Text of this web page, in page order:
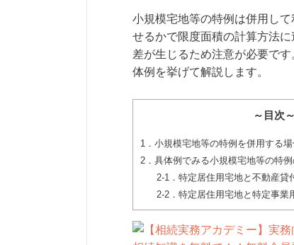
小規模宅地等の特例は併用し
せるかで限度面積の計算方法
差が生じるため注意が必要で
体例を挙げて解説します。
～目次～
1．小規模宅地等の特例を併用する
2．具体例でみる小規模宅地等の特
2-1．特定居住用宅地と不動産貸
2-2．特定居住用宅地と特定事業